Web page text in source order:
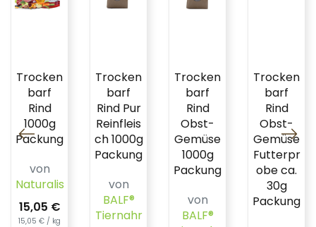
Trocken
barf
Rind
1000g
Packung
von
Naturalis
15,05 €
15,05 € / kg
Trocken
barf
Rind Pur
Reinfleis
ch 1000g
Packung
von
BALF®
Tiernahr
Trocken
barf
Rind
Obst-
Gemüse
1000g
Packung
von
BALF®
Trocken
barf
Rind
Obst-
Gemüse
Futterpr
obe ca.
30g
Packung